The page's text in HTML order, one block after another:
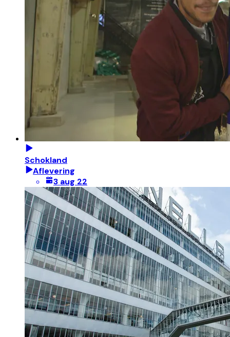
Schokland
Aflevering
3 aug 22